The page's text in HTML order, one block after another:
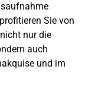
Sie von
nur die
auch
und im